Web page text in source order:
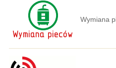
Wymiana